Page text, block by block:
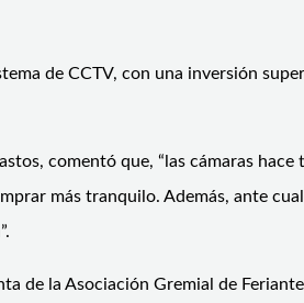
de CCTV, con una inversión
comentó que, “las cámaras
más tranquilo. Además, ante
de la Asociación Gremial de